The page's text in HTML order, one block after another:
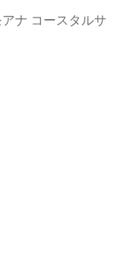
ナ コースタルサ